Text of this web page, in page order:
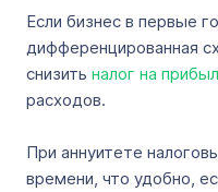
Если бизнес в первые
дифференцированная
снизить налог на
расходов.
При аннуитете
времени, что удобно,